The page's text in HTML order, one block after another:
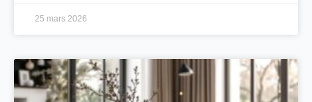
25 mars 2026